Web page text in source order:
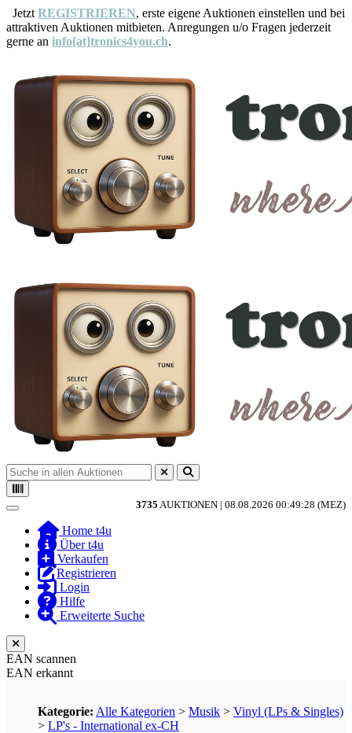
Jetzt REGISTRIEREN, erste eigene Auktionen einstellen und bei
attraktiven Auktionen mitbieten. Anregungen u/o Fragen jederzeit
gerne an info[at]tronics4you.ch.
3735 AUKTIONEN | 08.08.2026 00:49:28 (MEZ)
Toggle navigation
Home t4u
Über t4u
Verkaufen
Registrieren
Login
Hilfe
Erweiterte Suche
EAN scannen
EAN erkannt
Kategorie: Alle Kategorien > Musik > Vinyl (LPs & Singles)
> LP's - International ex-CH